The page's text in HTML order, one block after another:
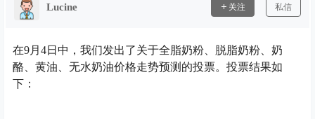
Lucine 关注 私信
在9月4日中，我们发出了关于全脂奶粉、脱脂奶粉、奶
酪、黄油、无水奶油价格走势预测的投票。投票结果如
下：